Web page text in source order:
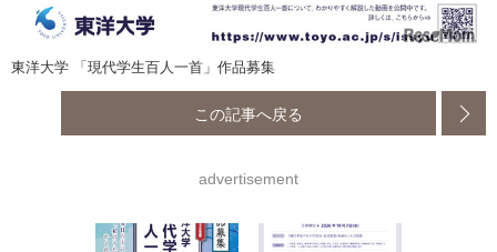
東洋大学 「現代学生百人一首」作品募集
この記事へ戻る
advertisement